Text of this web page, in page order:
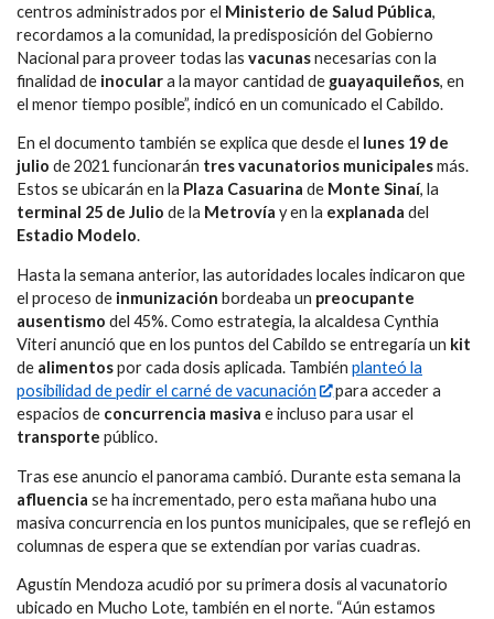
centros administrados por el Ministerio de Salud Pública,
recordamos a la comunidad, la predisposición del Gobierno
Nacional para proveer todas las vacunasnecesarias con la
finalidad de inoculara la mayor cantidad de guayaquileños, en
el menor tiempo posible”, indicó en un comunicado el Cabildo.
En el documento también se explica que desde el
lunes 19 de
julio de 2021 funcionarán tres vacunatorios municipalesmás.
Estos se ubicarán en la Plaza Casuarina de Monte Sinaí, la
terminal 25 de Julio de la Metrovía y en la explanada del
Estadio Modelo.
Hasta la semana anterior, las autoridades locales indicaron que
el proceso de inmunización bordeaba un preocupante
ausentismo del 45%. Como estrategia, la alcaldesa Cynthia
Viteri anunció que en los puntos del Cabildo se entregaría un kit
de alimentospor cada dosis aplicada. También planteó la
posibilidad de pedir el carné de vacunación
para acceder a
espacios de concurrencia masiva e incluso para usar el
transporte público.
Tras ese anuncio el panorama cambió. Durante esta semana la
afluencia se ha incrementado, pero esta mañana hubo una
masiva concurrencia en los puntos municipales, que se reflejó en
columnas de espera que se extendían por varias cuadras.
Agustín Mendoza acudió por su primera dosis al vacunatorio
ubicado en Mucho Lote, también en el norte. “Aún estamos